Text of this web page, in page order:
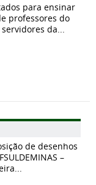
para ensinar
professores do
da...
de desenhos
–